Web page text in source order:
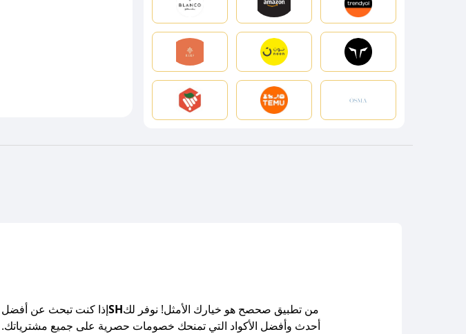
إذا كنت تبحث عن أفضلSHمن تطبيق صحصح هو خيارك الأمثل! نوفر لك
أحدث وأفضل الأكواد التي تمنحك خصومات حصرية على جميع مشترياتك.